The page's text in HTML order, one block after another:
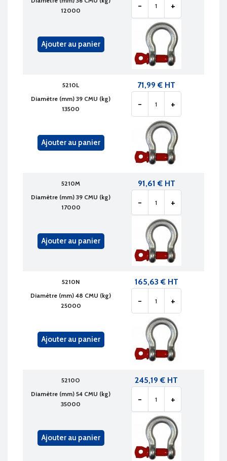
12000
- +
Ajouter au panier
5210L
Diamètre (mm) 39 CMU (kg)
13500
71,99 € HT
- +
Ajouter au panier
5210M
Diamètre (mm) 39 CMU (kg)
17000
91,61 € HT
- +
Ajouter au panier
5210N
Diamètre (mm) 48 CMU (kg)
25000
165,63 € HT
- +
Ajouter au panier
5210O
Diamètre (mm) 54 CMU (kg)
35000
245,19 € HT
- +
Ajouter au panier